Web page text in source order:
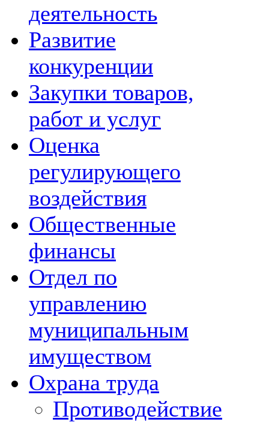
деятельность
Развитие
конкуренции
Закупки товаров,
работ и услуг
Оценка
регулирующего
воздействия
Общественные
финансы
Отдел по
управлению
муниципальным
имуществом
Охрана труда
Противодействие